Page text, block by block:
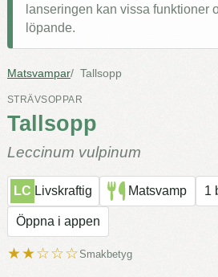
lanseringen kan vissa funktioner
löpande.
Matsvampar Tallsopp
STRÄVSOPPAR
Tallsopp
Leccinum vulpinum
LC Livskraftig Matsvamp 1
Öppna i appen
★★☆☆☆Smakbetyg